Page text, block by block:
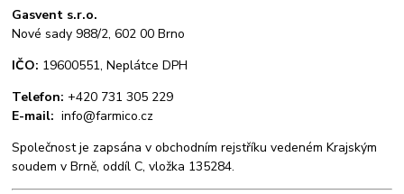
Gasvent s.r.o.
Nové sady 988/2, 602 00 Brno
IČO: 19600551, Neplátce DPH
Telefon: +420 731 305 229
E-mail: info@farmico.cz
Společnost je zapsána v obchodním rejstříku vedeném Krajským
soudem v Brně, oddíl C, vložka 135284.